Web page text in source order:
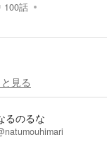
100話
見る
るのるな